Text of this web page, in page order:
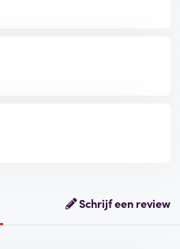
Schrijf een review